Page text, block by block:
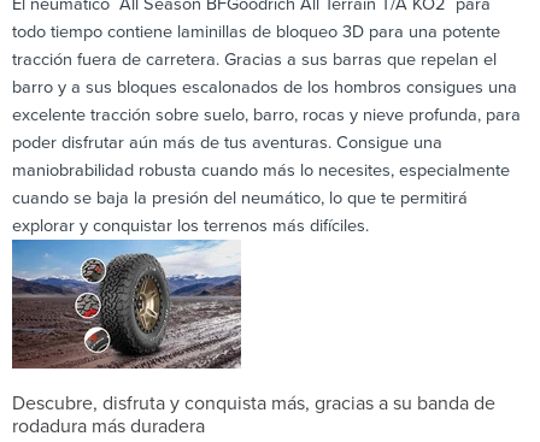
El neumático All Season BFGoodrich All Terrain T/A KO2 para
todo tiempo contiene laminillas de bloqueo 3D para una potente
tracción fuera de carretera. Gracias a sus barras que repelan el
barro y a sus bloques escalonados de los hombros consigues una
excelente tracción sobre suelo, barro, rocas y nieve profunda, para
poder disfrutar aún más de tus aventuras. Consigue una
maniobrabilidad robusta cuando más lo necesites, especialmente
cuando se baja la presión del neumático, lo que te permitirá
explorar y conquistar los terrenos más difíciles.
Descubre, disfruta y conquista más, gracias a su banda de
rodadura más duradera